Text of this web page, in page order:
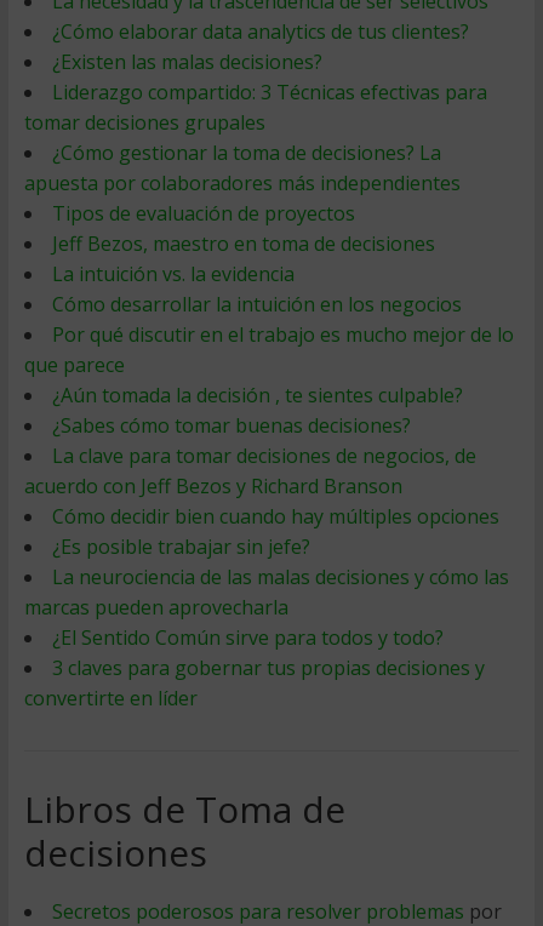
¿Cómo elaborar data analytics de tus clientes?
¿Existen las malas decisiones?
Liderazgo compartido: 3 Técnicas efectivas para
tomar decisiones grupales
¿Cómo gestionar la toma de decisiones? La
apuesta por colaboradores más independientes
Tipos de evaluación de proyectos
Jeff Bezos, maestro en toma de decisiones
La intuición vs. la evidencia
Cómo desarrollar la intuición en los negocios
Por qué discutir en el trabajo es mucho mejor de lo
que parece
¿Aún tomada la decisión , te sientes culpable?
¿Sabes cómo tomar buenas decisiones?
La clave para tomar decisiones de negocios, de
acuerdo con Jeff Bezos y Richard Branson
Cómo decidir bien cuando hay múltiples opciones
¿Es posible trabajar sin jefe?
La neurociencia de las malas decisiones y cómo las
marcas pueden aprovecharla
¿El Sentido Común sirve para todos y todo?
3 claves para gobernar tus propias decisiones y
convertirte en líder
Libros de Toma de
decisiones
Secretos poderosos para resolver problemas por